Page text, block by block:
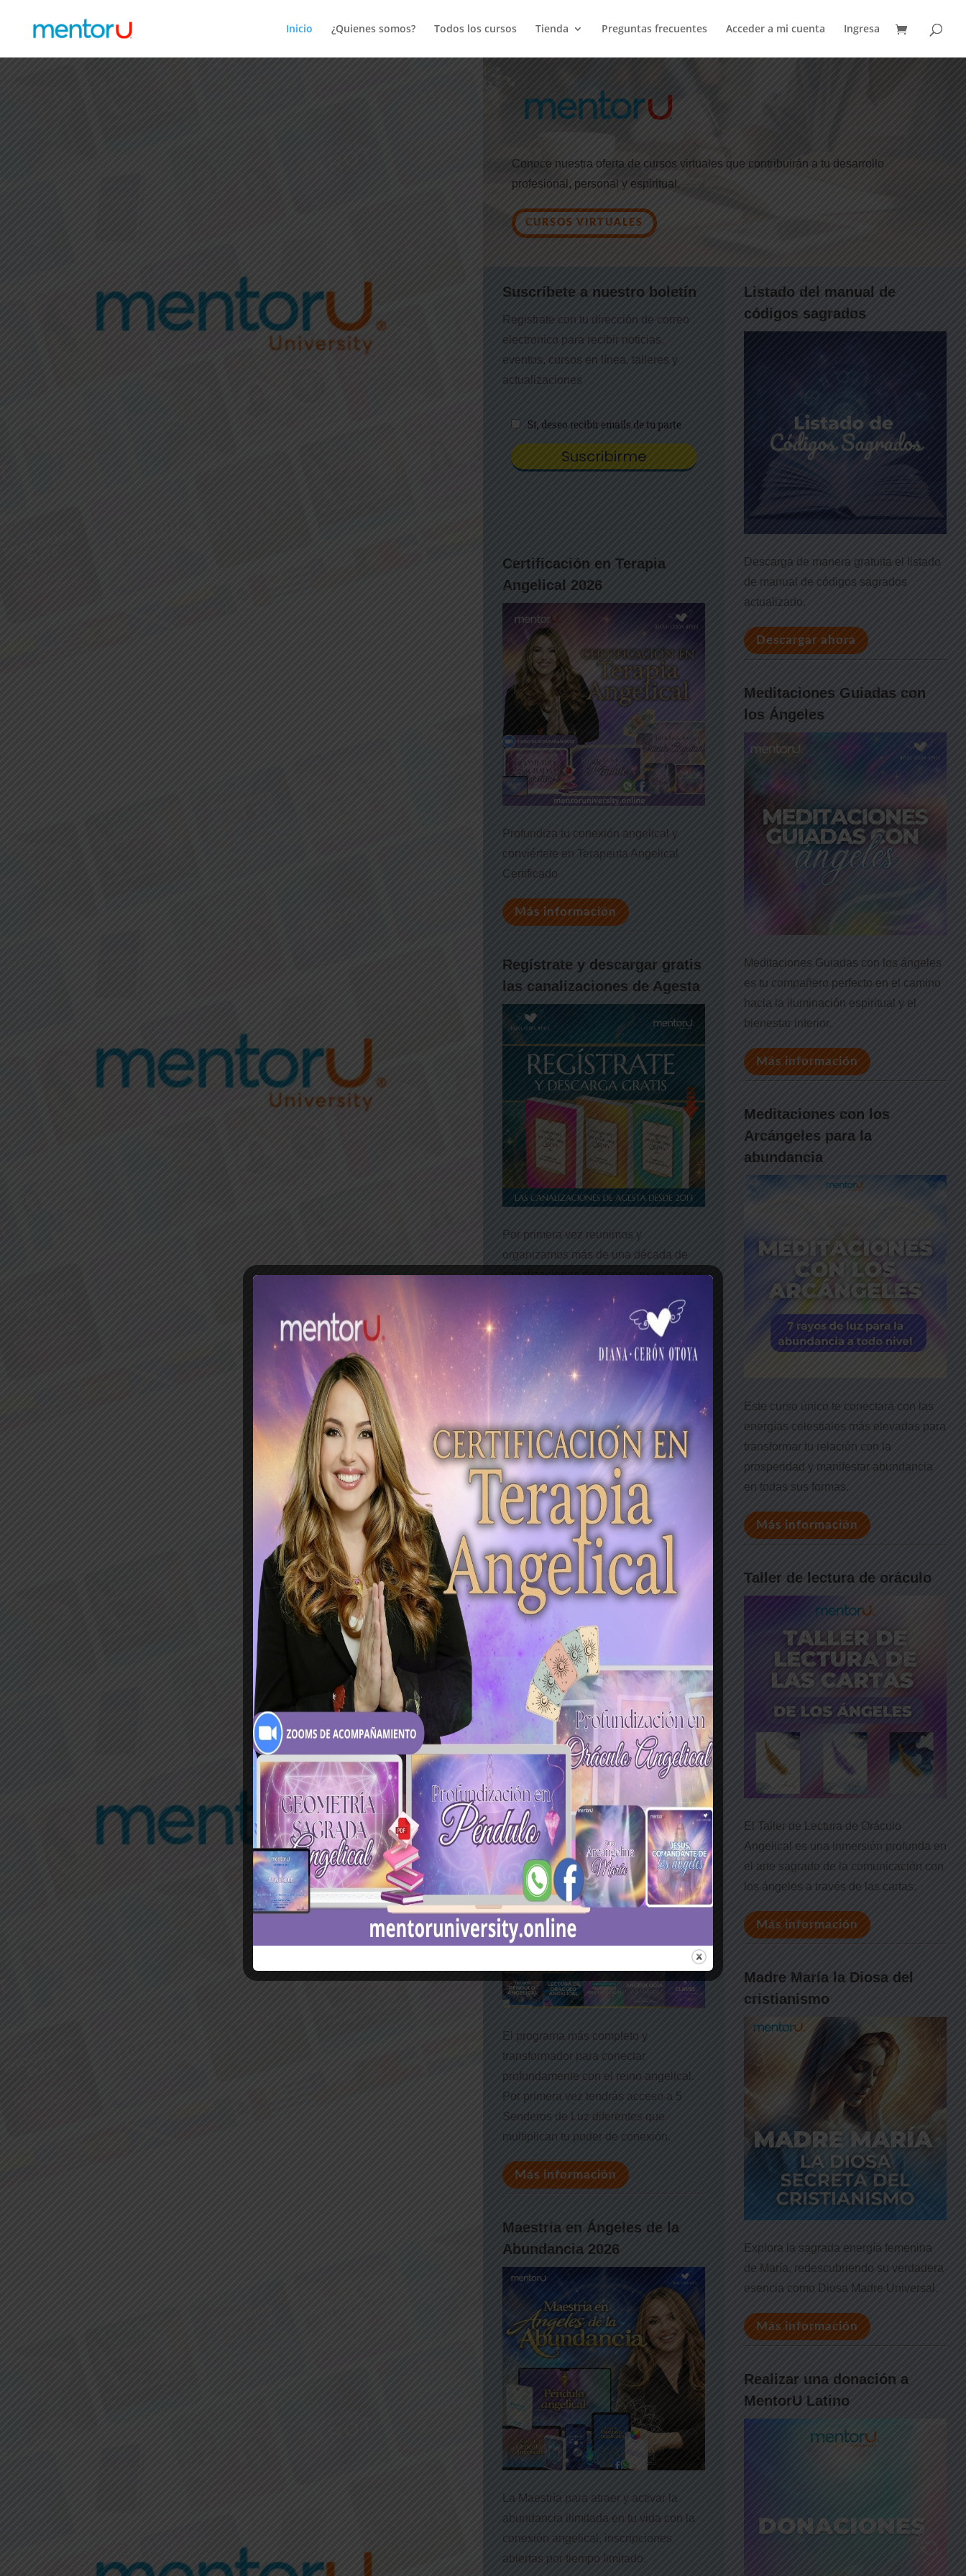
Inicio ¿Quienes somos? Todos los cursos Tienda Preguntas frecuentes Acceder a mi cuenta Ingresa
Conoce nuestra oferta de cursos virtuales que contribuirán a tu desarrollo
profesional, personal y espiritual.
CURSOS VIRTUALES
Suscríbete a nuestro boletín
Registrate con tu dirección de correo
electronico para recibir noticias,
eventos, cursos en línea, talleres y
actualizaciones
Certificación en Terapia
Angelical 2026
Profundiza tu conexión angelical y
conviértete en Terapeuta Angelical
Certificado
Más información
Regístrate y descargar gratis
las canalizaciones de Agesta
Por primera vez reunimos y
organizamos más de una década de
canalizaciones de Agesta en un archivo
cronológico que podrás recibir mes a
mes directamente en tu correo.
Más información
Suscríbete al canal de
YouTube
Suscríbete al canal de YouTube, todas
las semanas hay nuevos videos
Más información
Inmersión Angelical 2026
El programa más completo y
transformador para conectar
profundamente con el reino angelical.
Por primera vez tendrás acceso a 5
Senderos de Luz diferentes que
multiplican tu poder de conexión.
Más información
Maestría en Ángeles de la
Abundancia 2026
La Maestría para atraer y activar la
abundancia ilimitada en tu vida con la
conexión angelical, inscripciones
abiertas por tiempo limitado.
Listado del manual de
códigos sagrados
Descarga de manera gratuita el listado
de manual de códigos sagrados
actualizado.
Descargar ahora
Meditaciones Guiadas con
los Ángeles
Meditaciones Guiadas con los ángeles
es tu compañero perfecto en el camino
hacia la iluminación espiritual y el
bienestar interior.
Más información
Meditaciones con los
Arcángeles para la
abundancia
Este curso único te conectará con las
energías celestiales más elevadas para
transformar tu relación con la
prosperidad y manifestar abundancia
en todas sus formas.
Más información
Taller de lectura de oráculo
El Taller de Lectura de Oráculo
Angelical es una inmersión profunda en
el arte sagrado de la comunicación con
los ángeles a través de las cartas.
Más información
Madre María la Diosa del
cristianismo
Explora la sagrada energía femenina
de María, redescubriendo su verdadera
esencia como Diosa Madre Universal.
Más información
Realizar una donación a
MentorU Latino